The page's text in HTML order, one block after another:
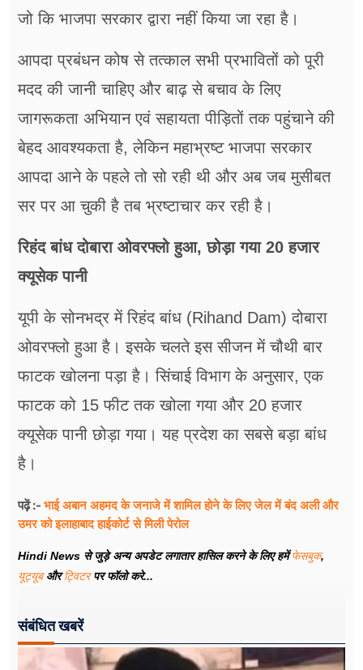
जो कि भाजपा सरकार द्वारा नहीं किया जा रहा है।
आपदा प्रबंधन कोष से तत्काल सभी प्रभावितों को पूरी
मदद की जानी चाहिए और बाढ़ से बचाव के लिए
जागरूकता अभियान एवं सहायता पीड़ितों तक पहुंचाने की
बेहद आवश्यकता है, लेकिन महाभ्रष्ट भाजपा सरकार
आपदा आने के पहले तो सो रही थी और अब जब मुसीबत
सर पर आ चुकी है तब भ्रष्टाचार कर रही है।
रिहंद बांध दोबारा ओवरफ्लो हुआ, छोड़ा गया 20 हजार
क्यूसेक पानी
यूपी के सोनभद्र में रिहंद बांध (Rihand Dam) दोबारा
ओवरफ्लो हुआ है। इसके चलते इस सीजन में चौथी बार
फाटक खोलना पड़ा है। सिंचाई विभाग के अनुसार, एक
फाटक को 15 फीट तक खोला गया और 20 हजार
क्यूसेक पानी छोड़ा गया। यह प्रदेश का सबसे बड़ा बांध
है।
पढ़ें :- भाई अबान अहमद के जनाजे में शामिल होने के लिए जेल में बंद अली और
उमर को इलाहाबाद हाईकोर्ट से मिली पेरोल
Hindi News से जुड़े अन्य अपडेट लगातार हासिल करने के लिए हमेंफेसबुक,
यूट्यूबऔरट्विटरपर फॉलो करे...
संबंधित खबरें